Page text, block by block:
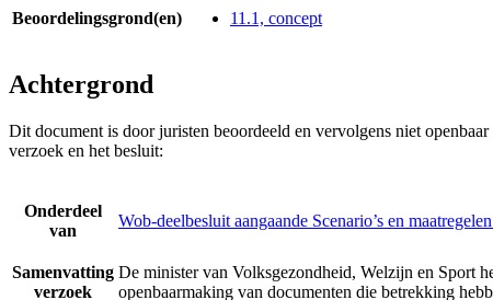
Beoordelingsgrond(en) 11.1, concept
Achtergrond
Dit document is door juristen beoordeeld en vervolgens niet
verzoek en het besluit:
Onderdeel
van
Wob-deelbesluit aangaande Scenario’s en
Samenvatting
verzoek
De minister van Volksgezondheid, Welzijn en Sport
openbaarmaking van documenten die betrekking